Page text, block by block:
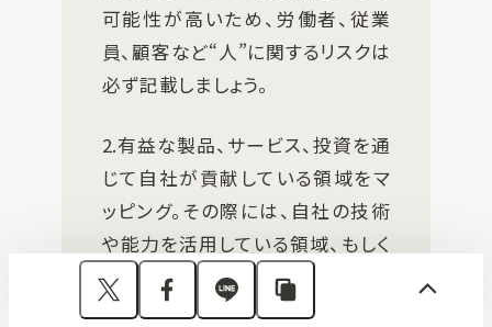
可能性が高いため、労働者、従業
員、顧客など“人”に関するリスクは
必ず記載しましょう。
2.有益な製品、サービス、投資を通
じて自社が貢献している領域をマ
ッピング。その際には、自社の技術
や能力を活用している領域、もしく
は自社の技術や能力を活用して新
たに価値を創造できそうな領域を